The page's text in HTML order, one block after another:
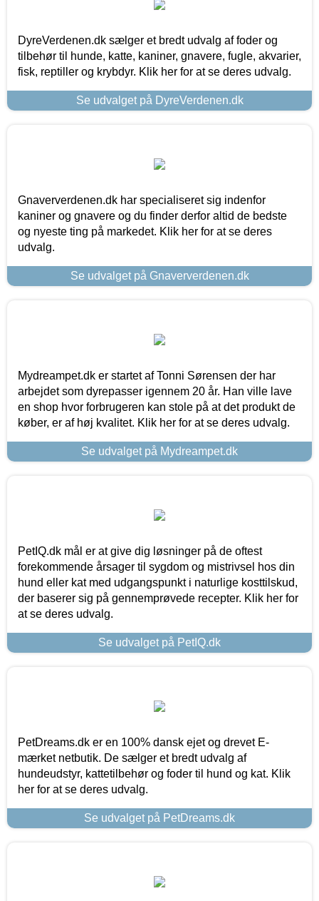
DyreVerdenen.dk sælger et bredt udvalg af foder og
tilbehør til hunde, katte, kaniner, gnavere, fugle, akvarier,
fisk, reptiller og krybdyr. Klik her for at se deres udvalg.
Se udvalget på DyreVerdenen.dk
Gnaververdenen.dk har specialiseret sig indenfor
kaniner og gnavere og du finder derfor altid de bedste
og nyeste ting på markedet. Klik her for at se deres
udvalg.
Se udvalget på Gnaververdenen.dk
Mydreampet.dk er startet af Tonni Sørensen der har
arbejdet som dyrepasser igennem 20 år. Han ville lave
en shop hvor forbrugeren kan stole på at det produkt de
køber, er af høj kvalitet. Klik her for at se deres udvalg.
Se udvalget på Mydreampet.dk
PetIQ.dk mål er at give dig løsninger på de oftest
forekommende årsager til sygdom og mistrivsel hos din
hund eller kat med udgangspunkt i naturlige kosttilskud,
der baserer sig på gennemprøvede recepter. Klik her for
at se deres udvalg.
Se udvalget på PetIQ.dk
PetDreams.dk er en 100% dansk ejet og drevet E-
mærket netbutik. De sælger et bredt udvalg af
hundeudstyr, kattetilbehør og foder til hund og kat. Klik
her for at se deres udvalg.
Se udvalget på PetDreams.dk